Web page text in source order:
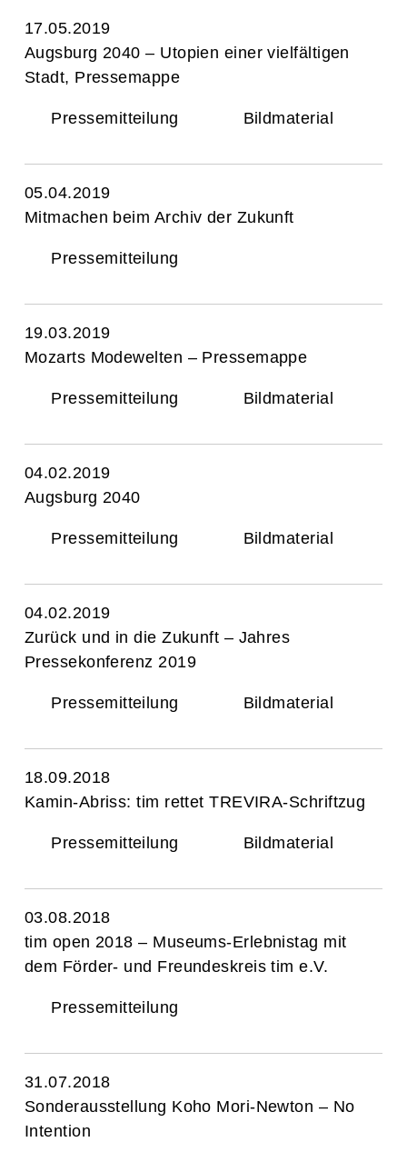
17.05.2019
Augsburg 2040 – Utopien einer vielfältigen
Stadt, Pressemappe
Pressemitteilung Bildmaterial
05.04.2019
Mitmachen beim Archiv der Zukunft
Pressemitteilung
19.03.2019
Mozarts Modewelten – Pressemappe
Pressemitteilung Bildmaterial
04.02.2019
Augsburg 2040
Pressemitteilung Bildmaterial
04.02.2019
Zurück und in die Zukunft – Jahres
Pressekonferenz 2019
Pressemitteilung Bildmaterial
18.09.2018
Kamin-Abriss: tim rettet TREVIRA-Schriftzug
Pressemitteilung Bildmaterial
03.08.2018
tim open 2018 – Museums-Erlebnistag mit
dem Förder- und Freundeskreis tim e.V.
Pressemitteilung
31.07.2018
Sonderausstellung Koho Mori-Newton – No
Intention